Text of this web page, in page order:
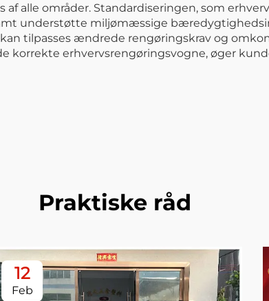
alle områder. Standardiseringen, som
understøtte miljømæssige
tilpasses ændrede rengøringskrav og
korrekte erhvervsrengøringsvogne, øger
Praktiske råd
12
Feb